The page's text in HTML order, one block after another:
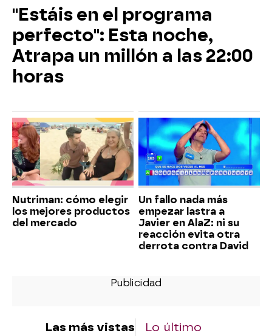
"Estáis en el programa
perfecto": Esta noche,
Atrapa un millón a las 22:00
horas
Nutriman: cómo elegir
los mejores productos
del mercado
Un fallo nada más
empezar lastra a
Javier en AlaZ: ni su
reacción evita otra
derrota contra David
Las más vistas Lo último